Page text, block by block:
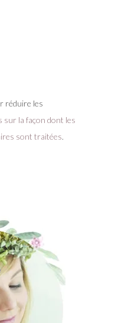
réduire les
sur la façon dont les
sont traitées.